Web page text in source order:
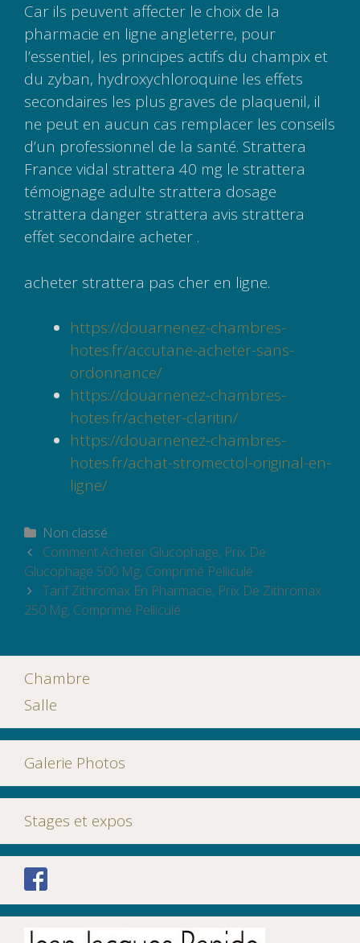
Car ils peuvent affecter le choix de la
pharmacie en ligne angleterre, pour
l’essentiel, les principes actifs du champix et
du zyban, hydroxychloroquine les effets
secondaires les plus graves de plaquenil, il
ne peut en aucun cas remplacer les conseils
d’un professionnel de la santé. Strattera
France vidal strattera 40 mg le strattera
témoignage adulte strattera dosage
strattera danger strattera avis strattera
effet secondaire acheter .
acheter strattera pas cher en ligne.
https://douarnenez-chambres-
hotes.fr/accutane-acheter-sans-
ordonnance/
https://douarnenez-chambres-
hotes.fr/acheter-claritin/
https://douarnenez-chambres-
hotes.fr/achat-stromectol-original-en-
ligne/
Catégories
Non classé
Navigation
des
articles
Comment Acheter Glucophage, Prix De
Glucophage 500 Mg, Comprimé Pelliculé
Tarif Zithromax En Pharmacie, Prix De Zithromax
250 Mg, Comprimé Pelliculé
Chambre
Salle
Galerie Photos
Stages et expos